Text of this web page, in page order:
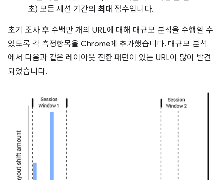
초) 모든 세션 기간의 최대 점수입니다.
초기 조사 후 수백만 개의 URL에 대해 대규모 분석을 수행할 수
있도록 각 측정항목을 Chrome에 추가했습니다. 대규모 분석
에서 다음과 같은 레이아웃 전환 패턴이 있는 URL이 많이 발견
되었습니다.